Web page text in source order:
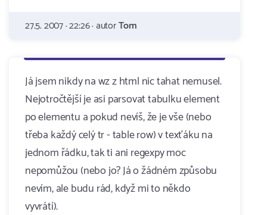
27.5. 2007 · 22:26 · autorTom
Já jsem nikdy na wz z html nic tahat nemusel.
Nejotročtější je asi parsovat tabulku element
po elementu a pokud nevíš, že je vše (nebo
třeba každý celý tr - table row) v texťáku na
jednom řádku, tak ti ani regexpy moc
nepomůžou (nebo jo? Já o žádném způsobu
nevím, ale budu rád, když mi to někdo
vyvrátí).